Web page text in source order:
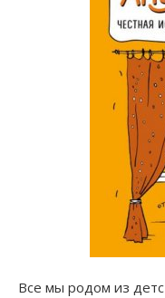
Все мы родом из